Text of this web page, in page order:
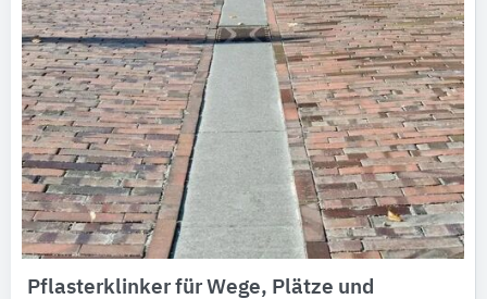
Pflasterklinker für Wege, Plätze und